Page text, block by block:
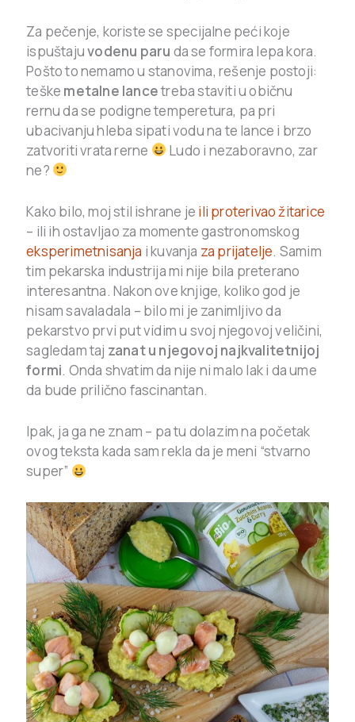
Za pečenje, koriste se specijalne peći koje
ispuštajuvodenu paru da se formira lepa kora.
Pošto to nemamo u stanovima, rešenje postoji:
teške metalne lancetreba staviti u običnu
rernu da se podigne temperetura, pa pri
ubacivanju hleba sipati vodu na te lance i brzo
zatvoriti vrata rerne
Ludo i nezaboravno, zar
ne?
Kako bilo, moj stil ishrane je ili proterivao žitarice
– ili ih ostavljao za momente gastronomskog
eksperimetnisanja i kuvanja za prijatelje. Samim
tim pekarska industrija mi nije bila preterano
interesantna. Nakon ove knjige, koliko god je
nisam savaladala – bilo mi je zanimljivo da
pekarstvo prvi put vidim u svoj njegovoj veličini,
sagledam taj zanat u njegovoj najkvalitetnijoj
formi. Onda shvatim da nije ni malo lak i da ume
da bude prilično fascinantan.
Ipak, ja ga ne znam – pa tu dolazim na početak
ovog teksta kada sam rekla da je meni “stvarno
super”